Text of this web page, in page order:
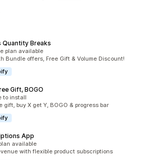
Quantity Breaks
3209
plan available
Bundle offers, Free Gift & Volume Discount!
Gift, BOGO
1014
to install
gift, buy X get Y, BOGO & progress bar
App
818
available
with flexible product subscriptions